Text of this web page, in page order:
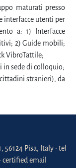
maturati presso
interfacce utenti per
a: 1) Interfacce
2) Guide mobili;
VibroTattile;
in sede di colloquio;
stranieri), da
56124 Pisa, Italy • tel
certified email